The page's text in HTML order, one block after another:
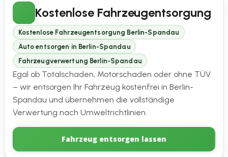
Kostenlose Fahrzeugentsorgung
Kostenlose Fahrzeugentsorgung Berlin-Spandau
Auto entsorgen in Berlin-Spandau
Fahrzeugverwertung Berlin-Spandau
Egal ob Totalschaden, Motorschaden oder ohne TÜV
– wir entsorgen Ihr Fahrzeug kostenfrei in Berlin-
Spandau und übernehmen die vollständige
Verwertung nach Umweltrichtlinien.
Fahrzeug entsorgen lassen